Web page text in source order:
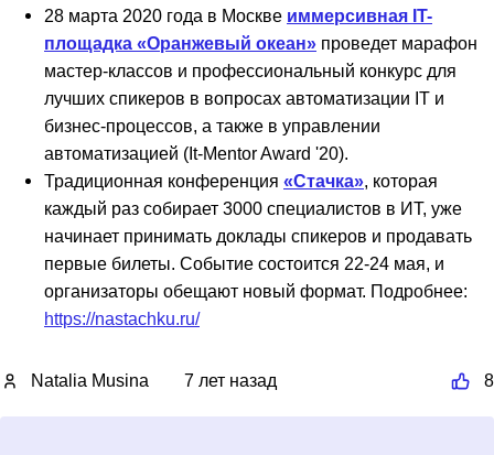
28 марта 2020 года в Москве иммерсивная IT-
площадка «Оранжевый океан» проведет марафон
мастер-классов и профессиональный конкурс для
лучших спикеров в вопросах автоматизации IT и
бизнес-процессов, а также в управлении
автоматизацией (It-Mentor Award '20).
Традиционная конференция «Стачка», которая
каждый раз собирает 3000 специалистов в ИТ, уже
начинает принимать доклады спикеров и продавать
первые билеты. Событие состоится 22-24 мая, и
организаторы обещают новый формат. Подробнее:
https://nastachku.ru/
Natalia Musina 7 лет назад 8